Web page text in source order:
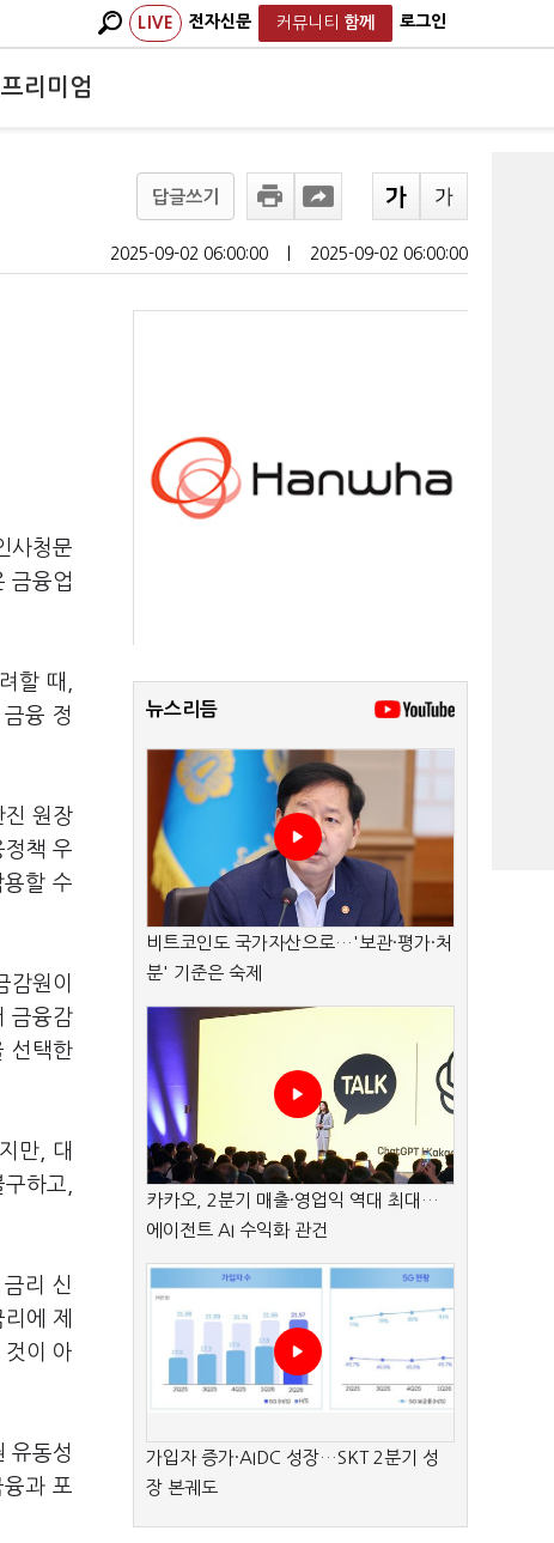
LIVE 전자신문 커뮤니티 함께 로그인
프리미엄
답글쓰기
2025-09-02 06:00:00 2025-09-02 06:00:00
사청문
금융업
할 때,
융 정
진 원장
책 우
할 수
원이
금융감
선택한
만, 대
하고,
리 신
에 제
이 아
유동성
과 포
뉴스리듬
비트코인도 국가자산으로…'보관·평가·처
분' 기준은 숙제
카카오, 2분기 매출·영업익 역대 최대…
에이전트 AI 수익화 관건
가입자 증가·AIDC 성장…SKT 2분기 성
장 본궤도